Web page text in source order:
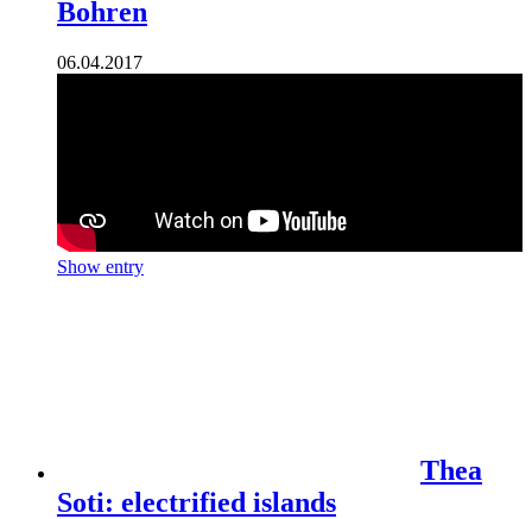
Bohren
06.04.2017
Show entry
Thea
Soti: electrified islands